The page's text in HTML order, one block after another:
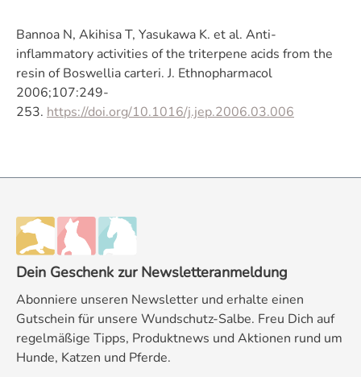
Bannoa N, Akihisa T, Yasukawa K. et al. Anti-
inflammatory activities of the triterpene acids from the
resin of Boswellia carteri. J. Ethnopharmacol
2006;107:249-
253. https://doi.org/10.1016/j.jep.2006.03.006
Dein Geschenk zur Newsletteranmeldung
Abonniere unseren Newsletter und erhalte einen
Gutschein für unsere Wundschutz-Salbe. Freu Dich auf
regelmäßige Tipps, Produktnews und Aktionen rund um
Hunde, Katzen und Pferde.